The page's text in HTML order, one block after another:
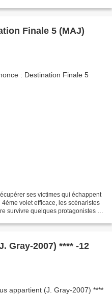
Finale 5 (MAJ)
ses victimes qui échappent
volet efficace, les scénaristes
survivre quelques protagonistes ?
Gray-2007) **** -12